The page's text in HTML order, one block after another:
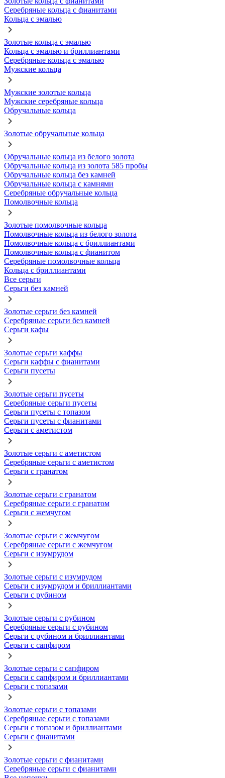
Серебряные кольца с фианитами
Кольца с эмалью
Золотые кольца с эмалью
Кольца с эмалью и бриллиантами
Серебряные кольца с эмалью
Мужские кольца
Мужские золотые кольца
Мужские серебряные кольца
Обручальные кольца
Золотые обручальные кольца
Обручальные кольца из белого золота
Обручальные кольца из золота 585 пробы
Обручальные кольца без камней
Обручальные кольца с камнями
Серебряные обручальные кольца
Помолвочные кольца
Золотые помолвочные кольца
Помолвочные кольца из белого золота
Помолвочные кольца с бриллиантами
Помолвочные кольца с фианитом
Серебряные помолвочные кольца
Кольца с бриллиантами
Все серьги
Серьги без камней
Золотые серьги без камней
Серебряные серьги без камней
Серьги кафы
Золотые серьги каффы
Серьги каффы с фианитами
Серьги пусеты
Золотые серьги пусеты
Серебряные серьги пусеты
Серьги пусеты с топазом
Серьги пусеты с фианитами
Серьги с аметистом
Золотые серьги с аметистом
Серебряные серьги с аметистом
Серьги с гранатом
Золотые серьги с гранатом
Серебряные серьги с гранатом
Серьги с жемчугом
Золотые серьги с жемчугом
Серебряные серьги с жемчугом
Серьги с изумрудом
Золотые серьги с изумрудом
Серьги с изумрудом и бриллиантами
Серьги с рубином
Золотые серьги с рубином
Серебряные серьги с рубином
Серьги с рубином и бриллиантами
Серьги с сапфиром
Золотые серьги с сапфиром
Серьги с сапфиром и бриллиантами
Серьги с топазами
Золотые серьги с топазами
Серебряные серьги с топазами
Серьги с топазом и бриллиантами
Серьги с фианитами
Золотые серьги с фианитами
Серебряные серьги с фианитами